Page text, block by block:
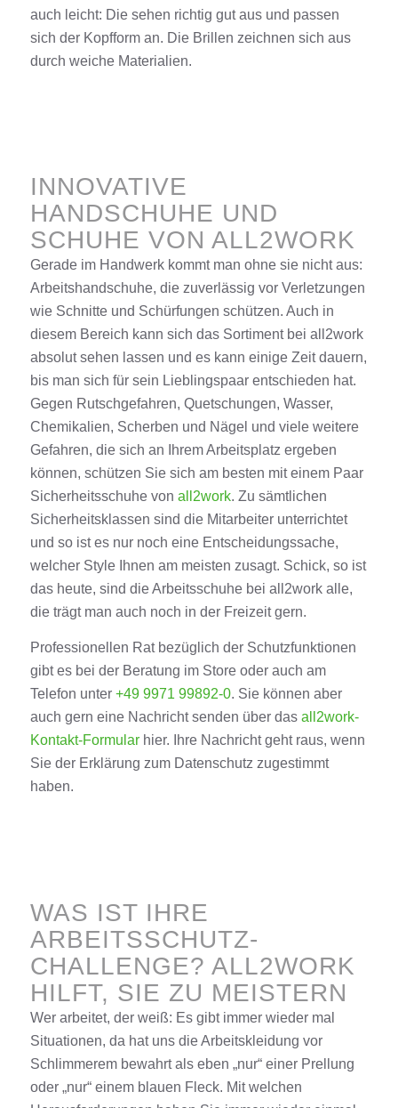
auch leicht: Die sehen richtig gut ausund passen
sich der Kopfform an. Die Brillen zeichnen sich aus
durch weiche Materialien.
INNOVATIVE
HANDSCHUHE UND
SCHUHE VON ALL2WORK
Gerade im Handwerk kommt man ohne sie nicht aus:
Arbeitshandschuhe, die zuverlässig vor Verletzungen
wie Schnitte und Schürfungen schützen. Auch in
diesem Bereich kann sich das Sortiment bei all2work
absolut sehen lassen und es kann einige Zeit dauern,
bis man sich für sein Lieblingspaar entschieden hat.
Gegen Rutschgefahren, Quetschungen, Wasser,
Chemikalien, Scherben und Nägel und viele weitere
Gefahren, die sich an Ihrem Arbeitsplatz ergeben
können, schützen Sie sich am besten mit einem Paar
Sicherheitsschuhe von all2work. Zu sämtlichen
Sicherheitsklassen sind die Mitarbeiter unterrichtet
und so ist es nur noch eine Entscheidungssache,
welcher Style Ihnen am meisten zusagt. Schick, so ist
das heute, sind die Arbeitsschuhe bei all2work alle,
die trägt man auch noch in der Freizeit gern.
Professionellen Rat bezüglich der Schutzfunktionen
gibt es bei der Beratung im Store oder auch am
Telefon unter +49 9971 99892-0. Sie können aber
auch gern eine Nachricht senden über das all2work-
Kontakt-Formularhier. Ihre Nachricht geht raus, wenn
Sie der Erklärung zum Datenschutz zugestimmt
haben.
WAS IST IHRE
ARBEITSSCHUTZ-
CHALLENGE? ALL2WORK
HILFT, SIE ZU MEISTERN
Wer arbeitet, der weiß: Es gibt immer wieder mal
Situationen, da hat uns die Arbeitskleidung vor
Schlimmerem bewahrt als eben „nur“ einer Prellung
oder „nur“ einem blauen Fleck. Mit welchen